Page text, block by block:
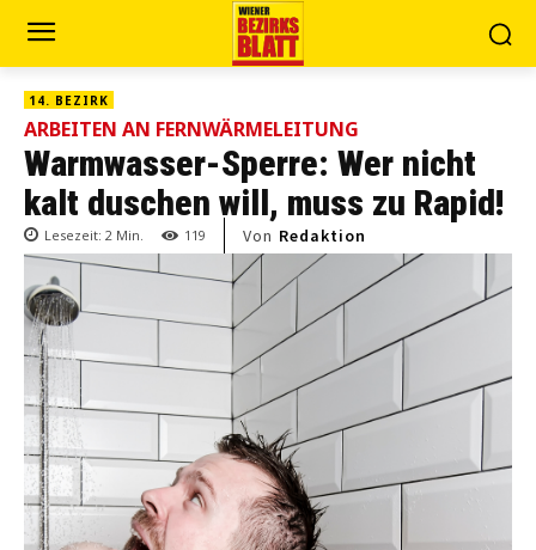
14. BEZIRK
ARBEITEN AN FERNWÄRMELEITUNG
Warmwasser-Sperre: Wer nicht
kalt duschen will, muss zu Rapid!
Lesezeit: 2 Min. 119 Von Redaktion